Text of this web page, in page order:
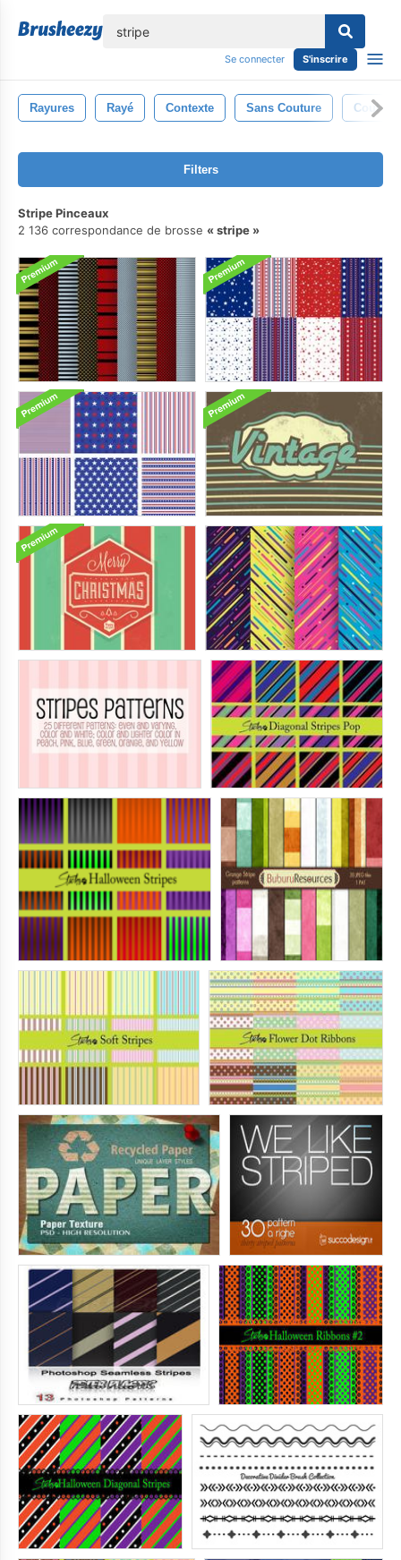
Se connecter S'inscrire
Rayures Rayé Contexte Sans Couture Couleur
Filters
Stripe Pinceaux
2 136 correspondance de brosse
stripe